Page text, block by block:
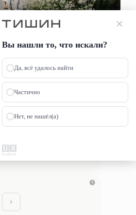
Вы нашли то, что искали?
Да, всё удалось найти
Частично
Нет, не нашёл(а)